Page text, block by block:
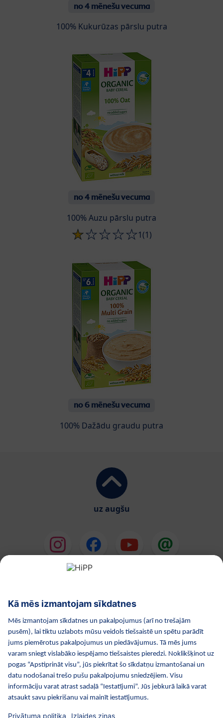
no 4 mēnešu vecuma
100% Kukurūzas pārslu putra
no 4 mēnešu vecuma
100% Auzu pārslu putra
1(1)
no 6 mēnešu vecuma
100% Dažādu graudu putra
uz augšu
HiPP Mazuļa ēdināšana
HiPP Kosmētika
HiPP Grūtniecība
Privātuma politika
Lietošanas noteikumi
Izejošie dati
Par kompāniju HiPP Kontakti